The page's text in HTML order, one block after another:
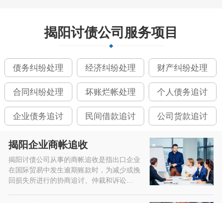
揭阳讨债公司服务项目
债务纠纷处理 经济纠纷处理 财产纠纷处理
合同纠纷处理 坏账烂帐处理 个人债务追讨
企业债务追讨 民间借款追讨 公司货款追讨
揭阳企业商帐追收
揭阳讨债公司从事的商帐追收是指出口企业
在国际贸易中发生逾期账款时，为减少或挽
回损失所进行的协商追讨、仲裁和诉讼…